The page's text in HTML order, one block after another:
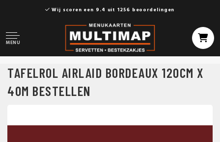
Wij scoren een 9.4 uit 1256 beoordelingen
MENU
TAFELROL AIRLAID BORDEAUX 120CM X
40M BESTELLEN